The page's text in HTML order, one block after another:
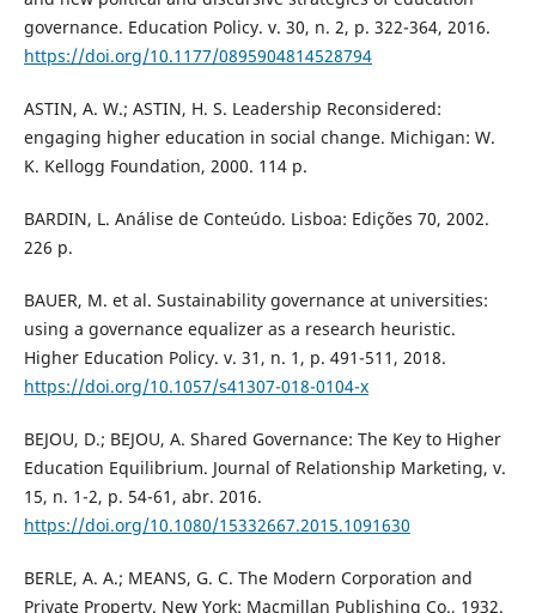
governance. Education Policy. v. 30, n. 2, p. 322-364, 2016.
https://doi.org/10.1177/0895904814528794
ASTIN, A. W.; ASTIN, H. S. Leadership Reconsidered:
engaging higher education in social change. Michigan: W.
K. Kellogg Foundation, 2000. 114 p.
BARDIN, L. Análise de Conteúdo. Lisboa: Edições 70, 2002.
226 p.
BAUER, M. et al. Sustainability governance at universities:
using a governance equalizer as a research heuristic.
Higher Education Policy. v. 31, n. 1, p. 491-511, 2018.
https://doi.org/10.1057/s41307-018-0104-x
BEJOU, D.; BEJOU, A. Shared Governance: The Key to Higher
Education Equilibrium. Journal of Relationship Marketing, v.
15, n. 1-2, p. 54-61, abr. 2016.
https://doi.org/10.1080/15332667.2015.1091630
BERLE, A. A.; MEANS, G. C. The Modern Corporation and
Private Property. New York: Macmillan Publishing Co., 1932.